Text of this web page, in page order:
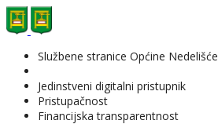
Službene stranice Općine Nedelišće
Jedinstveni digitalni pristupnik
Pristupačnost
Financijska transparentnost